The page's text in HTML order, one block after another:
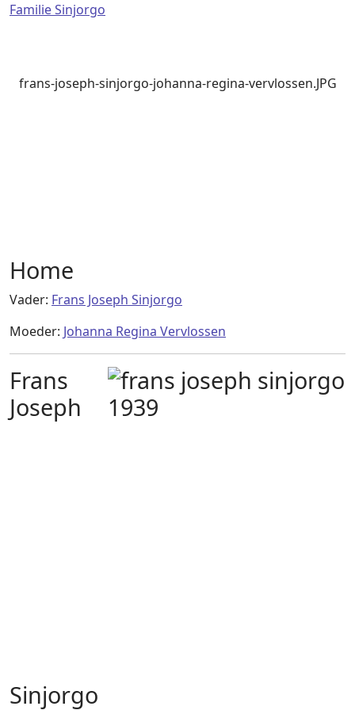
Familie Sinjorgo
frans-joseph-sinjorgo-johanna-regina-vervlossen.JPG
Home
Vader: Frans Joseph Sinjorgo
Moeder: Johanna Regina Vervlossen
Frans
Joseph
Sinjorgo